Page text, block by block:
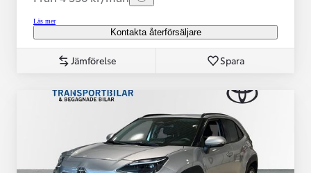
Läs mer
Kontakta återförsäljare
Jämförelse Spara